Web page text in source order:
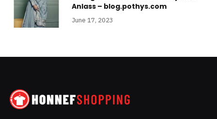
Anlass – blog.pothys.com
June 17, 2023